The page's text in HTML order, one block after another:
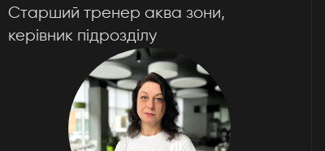
Старший тренер аква зони,
керівник підрозділу